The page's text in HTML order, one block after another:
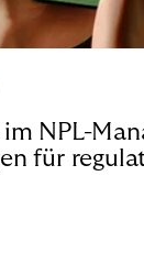
NPL-
für